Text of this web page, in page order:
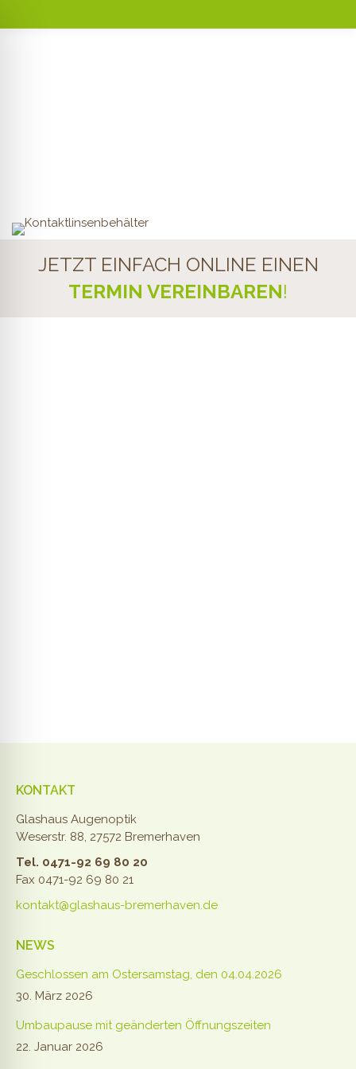
JETZT EINFACH ONLINE EINEN
TERMIN VEREINBAREN!
KONTAKT
Glashaus Augenoptik
Weserstr. 88, 27572 Bremerhaven
Tel. 0471-92 69 80 20
Fax 0471-92 69 80 21
kontakt@glashaus-bremerhaven.de
NEWS
Geschlossen am Ostersamstag, den 04.04.2026
30. März 2026
Umbaupause mit geänderten Öffnungszeiten
22. Januar 2026